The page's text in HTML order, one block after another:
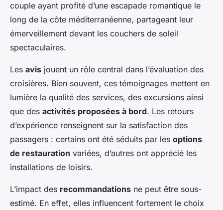
couple ayant profité d’une escapade romantique le
long de la côte méditerranéenne, partageant leur
émerveillement devant les couchers de soleil
spectaculaires.
Les avis jouent un rôle central dans l’évaluation des
croisières. Bien souvent, ces témoignages mettent en
lumière la qualité des services, des excursions ainsi
que des activités proposées à bord. Les retours
d’expérience renseignent sur la satisfaction des
passagers : certains ont été séduits par les options
de restauration variées, d’autres ont apprécié les
installations de loisirs.
L’impact des recommandations ne peut être sous-
estimé. En effet, elles influencent fortement le choix